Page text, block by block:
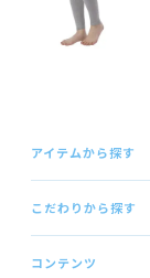
アイテムから探す
こだわりから探す
コンテンツ